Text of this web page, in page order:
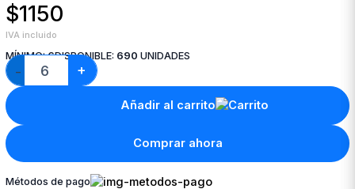
$1150
IVA incluido
MÍNIMO:6DISPONIBLE: 690 UNIDADES
− +
Añadir al carrito
Comprar ahora
Métodos de pago